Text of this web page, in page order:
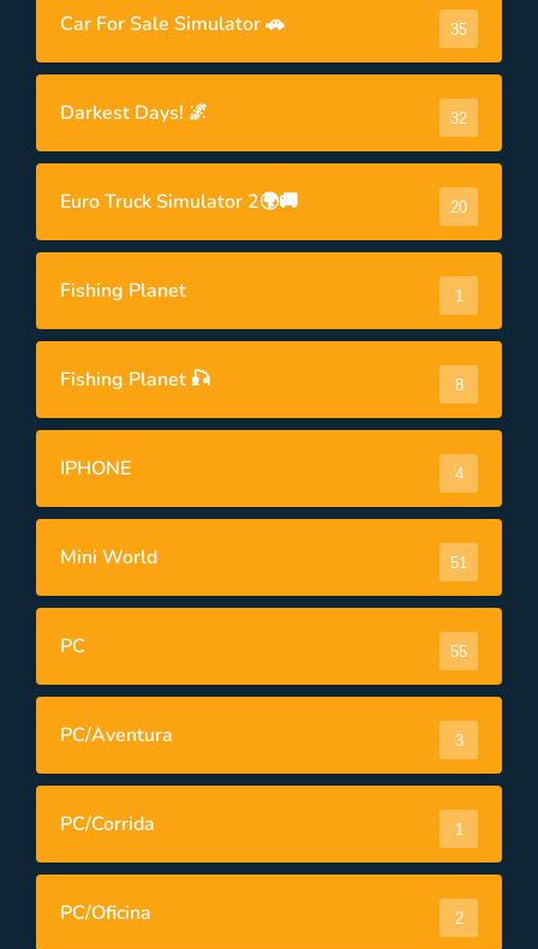
Car For Sale Simulator 🚗 35
Darkest Days! 🌌 32
Euro Truck Simulator 2🌍🚚 20
Fishing Planet 1
Fishing Planet 🎣 8
IPHONE 4
Mini World 51
PC 55
PC/Aventura 3
PC/Corrida 1
PC/Oficina 2